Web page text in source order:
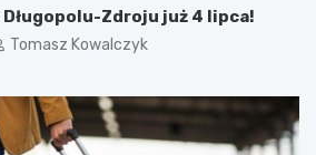
Zdroju już 4 lipca!
Tomasz Kowalczyk